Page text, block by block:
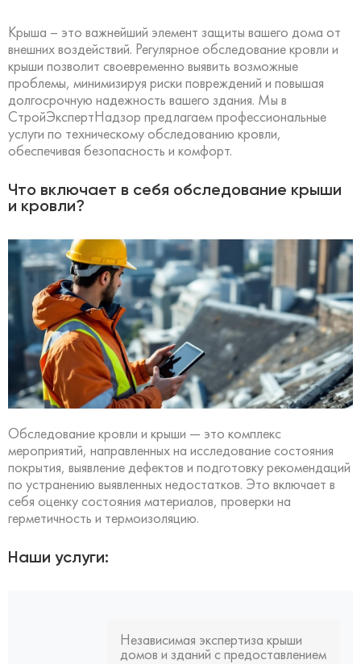
Крыша – это важнейший элемент защиты вашего дома от
внешних воздействий. Регулярное обследование кровли и
крыши позволит своевременно выявить возможные
проблемы, минимизируя риски повреждений и повышая
долгосрочную надежность вашего здания. Мы в
СтройЭкспертНадзор предлагаем профессиональные
услуги по техническому обследованию кровли,
обеспечивая безопасность и комфорт.
Что включает в себя обследование крыши
и кровли?
Обследование кровли и крыши — это комплекс
мероприятий, направленных на исследование состояния
покрытия, выявление дефектов и подготовку рекомендаций
по устранению выявленных недостатков. Это включает в
себя оценку состояния материалов, проверки на
герметичность и термоизоляцию.
Наши услуги:
Независимая экспертиза крыши
домов и зданий с предоставлением